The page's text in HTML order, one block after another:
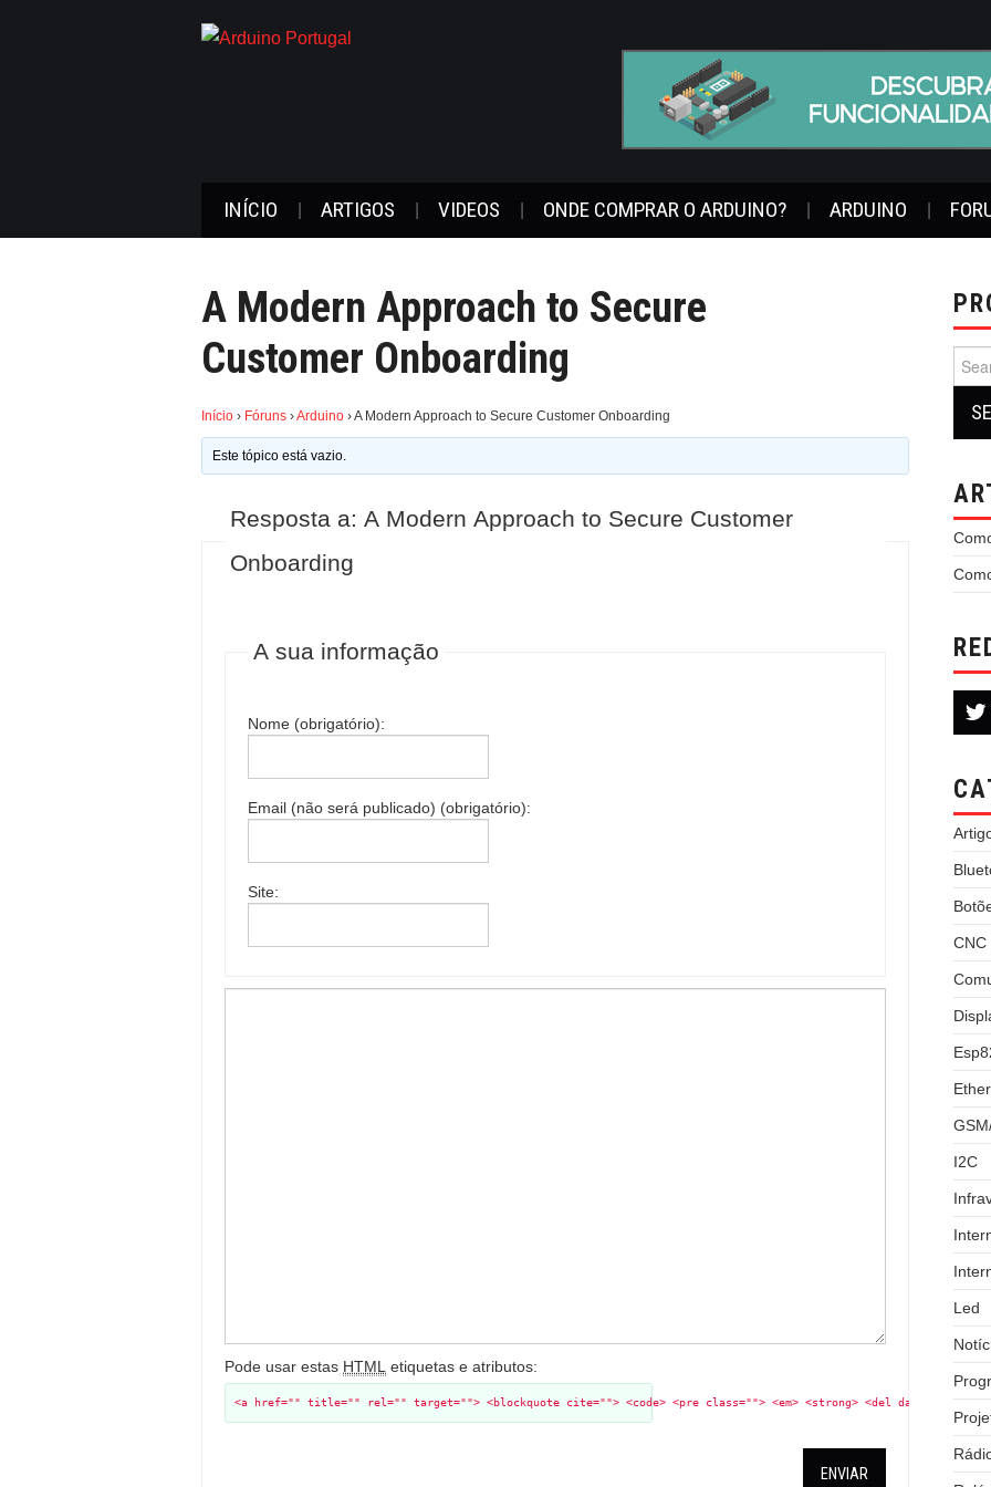
INÍCIO ARTIGOS VIDEOS ONDE COMPRAR O ARDUINO? ARDUINO
A Modern Approach to Secure
Customer Onboarding
Início › Fóruns ›Arduino ›A Modern Approach to Secure Customer Onboarding
Este tópico está vazio.
Resposta a: A Modern Approach to Secure Customer
Onboarding
A sua informação
Nome (obrigatório):
Email (não será publicado) (obrigatório):
Site:
Pode usar estas HTML etiquetas e atributos:
<a href="" title="" rel="" target=""> <blockquote cite=""> <code> <pre class=""> <em> <strong> <del
ENVIAR
for:
CNC
I2C
Led